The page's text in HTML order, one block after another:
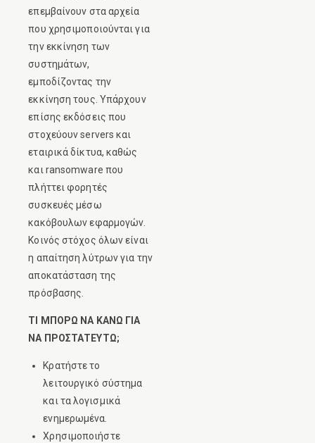
επεμβαίνουν στα αρχεία
που χρησιμοποιούνται για
την εκκίνηση των
συστημάτων,
εμποδίζοντας την
εκκίνηση τους. Υπάρχουν
επίσης εκδόσεις που
στοχεύουν servers και
εταιρικά δίκτυα, καθώς
και ransomware που
πλήττει φορητές
συσκευές μέσω
κακόβουλων εφαρμογών.
Κοινός στόχος όλων είναι
η απαίτηση λύτρων για την
αποκατάσταση της
πρόσβασης.
ΤΙ ΜΠΟΡΩ ΝΑ ΚΑΝΩ ΓΙΑ
ΝΑ ΠΡΟΣΤΑΤΕΥΤΩ;
Κρατήστε το
λειτουργικό σύστημα
και τα λογισμικά
ενημερωμένα.
Χρησιμοποιήστε